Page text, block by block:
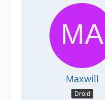
Maxwill
Droid